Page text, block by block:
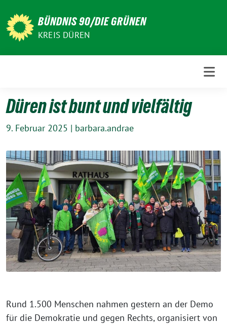
zum
Inhalt
BÜNDNIS 90/DIE GRÜNEN
KREIS DÜREN
Düren ist bunt und vielfältig
9. Februar 2025 | barbara.andrae
Rund 1.500 Menschen nahmen gestern an der Demo
für die Demokratie und gegen Rechts, organisiert von